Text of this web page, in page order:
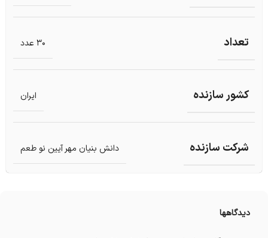
تعداد 30 عدد
کشور سازنده ایران
شرکت سازنده دانش بنیان مهر آیین نو طعم
دیدگاهها